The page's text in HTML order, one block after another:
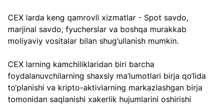
CEX larda keng qamrovli xizmatlar - Spot savdo,
marjinal savdo, fyucherslar va boshqa murakkab
moliyaviy vositalar bilan shug‘ullanish mumkin.
CEX larning kamchiliklaridan biri barcha
foydalanuvchilarning shaxsiy ma’lumotlari birja qo‘lida
to‘planishi va kripto-aktivlarning markazlashgan birja
tomonidan saqlanishi xakerlik hujumlarini oshirishi